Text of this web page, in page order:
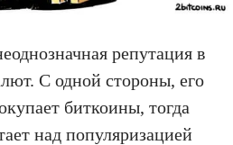
репутация в
С одной стороны, его
биткоины, тогда
над популяризацией